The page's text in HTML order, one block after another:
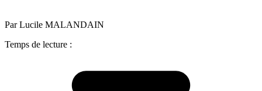
Par Lucile MALANDAIN
Temps de lecture :